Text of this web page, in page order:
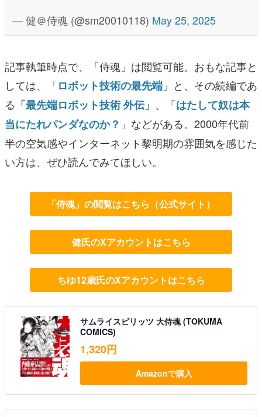
— 健＠侍魂 (@sm20010118) May 25, 2025
記事執筆時点で、「侍魂」は閲覧可能。おもな記事と
しては、「ロボット技術の最先端 」と、その続編であ
る 「最先端ロボット技術 外伝」 、「はたして奴は本
当にたれパンダなのか？ 」などがある。2000年代前
半の空気感やインターネット黎明期の雰囲気を感じた
い方は、ぜひ読んでみてほしい。
「侍魂」の閲覧はこちら（公式サイト）
健氏のXアカウントはこちら
ちゆ12歳氏のXアカウントはこちら
サムライスピリッツ 大侍魂 (TOKUMA
COMICS)
1,320円
Amazonで購入